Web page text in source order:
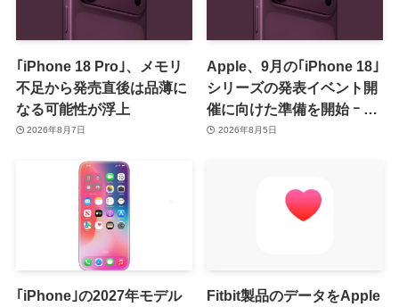
｢iPhone 18 Pro｣、メモリ
不足から発売直後は品薄に
なる可能性が浮上
2026年8月7日
Apple、9月の｢iPhone 18｣
シリーズの発表イベント開
催に向けた準備を開始 ｰ 9
月8日か9月9日に開催見込
2026年8月5日
｢iPhone｣の2027年モデル
Fitbit製品のデータをApple